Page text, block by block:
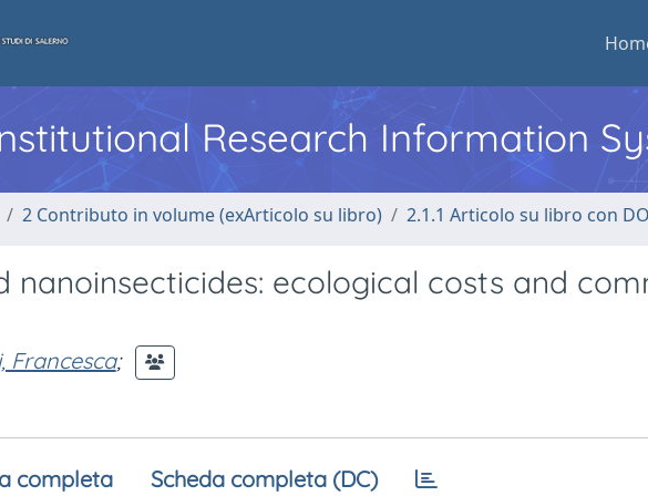
Research Information
2 Contributo in volume (exArticolo su libro) 2.1.1 Articolo su libro con
nanoinsecticides: ecological costs and
Francesca;
completa Scheda completa (DC)